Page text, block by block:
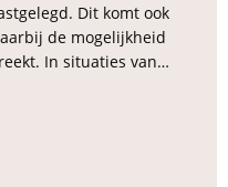
Dit komt ook
de mogelijkheid
In situaties van…